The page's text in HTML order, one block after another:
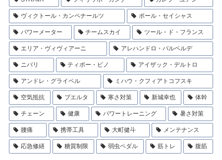
ヴィクトール・カンペナールツ ポール・セイシャス
パワーメーター チームスカイ ツール・ド・フランス
エリア・ヴィヴィアーニ アレハンドロ・バルベルデ
ニバリ ティボー・ピノ アイザック・デルトロ
アンドレ・グライペル ミハウ・クフィアトコフスキ
空気抵抗 ブエルタ 寒さ対策 新城幸也 体幹
チェーン 健康 パワートレーニング 暑さ対策
腰痛 携帯工具 大町健斗 メンテナンス
応急修繕 糖質制限 弱虫ペダル 筋トレ 腹筋